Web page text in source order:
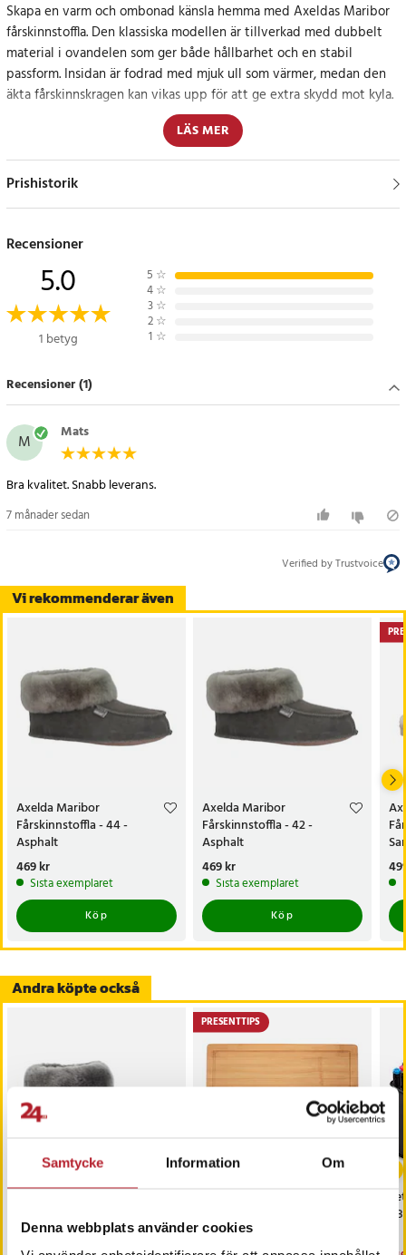
Samtycke Information Om
Denna webbplats använder cookies
Skapa en varm och ombonad känsla hemma med Axeldas Maribor
fårskinnstoffla. Den klassiska modellen är tillverkad med dubbelt
material i ovandelen som ger både hållbarhet och en stabil
passform. Insidan är fodrad med mjuk ull som värmer, medan den
äkta fårskinnskragen kan vikas upp för att ge extra skydd mot kyla.
Fotbädden är utrustad med mjukt skum som ger en bekväm
dämpning och gör att tofflorna känns sköna att använda under hela
dagen. Den vanliga lädersulan gör dem perfekta för avkoppling i
Perfekta tofflor för mysiga stunder
En tidlös modell som kombinerar värme, komfort och hållbarhet –
ett par tofflor som snabbt blir favoriten hemma.
Specifikation
- Material: Dubbelt material i ovandel
- Foder: Ullfoder
- Krage: Äkta fårskinn, vikbar
- Fotbädd: Mjukt skum
- Färg: Asphalt
Artikelnummer
LÄS MER
Prishistorik
Vi rekommenderar även
Axelda Maribor
Fårskinnstoffla - 44 -
Asphalt
Pris:469 kr
469 kr
Sista exemplaret
Köp
Axelda Maribor
Fårskinnstoffla - 42 -
Asphalt
Pris:469 kr
469 kr
Sista exemplaret
Köp
Recensioner
5.0
1 betyg
5 ☆
4 ☆
3 ☆
2 ☆
1 ☆
Recensioner (1)
M Mats
Bra kvalitet. Snabb leverans.
7 månader sedan
Verified by Trustvoice
Andra köpte också
% -47
PRESENTTIPS
Sveriges Mästerkock